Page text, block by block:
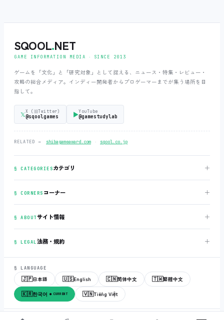
SQOOL.NET
GAME INFORMATION MEDIA ‧ SINCE 2013
ゲームを「文化」と「研究対象」として捉える、ニュース・特集・レビュー・
攻略の総合メディア。インディー開発者からプロゲーマーまでが集う場所を目
指して。
𝕏X (旧Twitter)
@sqoolgames ▶YouTube
@gamestudylab
RELATED → shibagameaward.com ‧ sqool.co.jp
§ CATEGORIESカテゴリ ＋
§ CORNERS コーナー ＋
§ ABOUTサイト情報 ＋
§ LEGAL法務・規約 ＋
§ LANGUAGE
🇯🇵日本語 🇺🇸English 🇨🇳简体中文 🇹🇼繁體中文
🇰🇷한국어 ● CURRENT 🇻🇳Tiếng Việt